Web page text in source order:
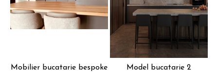
Mobilier bucatarie bespoke Model bucatarie 2